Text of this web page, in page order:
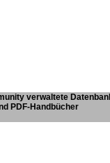
verwaltete
PDF-Handbücher